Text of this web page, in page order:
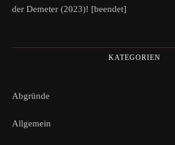
der Demeter (2023)! [beendet]
KATEGORIEN
Abgründe
Allgemein